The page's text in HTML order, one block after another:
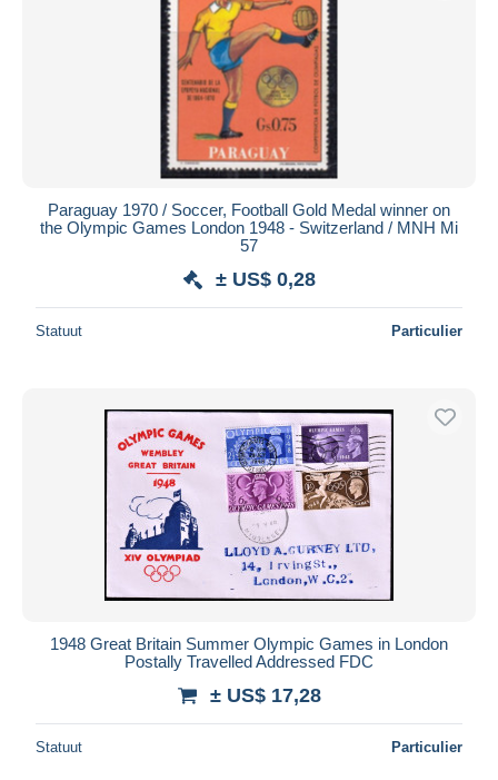
Paraguay 1970 / Soccer, Football Gold Medal winner on
the Olympic Games London 1948 - Switzerland / MNH Mi
57
± US$ 0,28
Statuut Particulier
1948 Great Britain Summer Olympic Games in London
Postally Travelled Addressed FDC
± US$ 17,28
Statuut Particulier